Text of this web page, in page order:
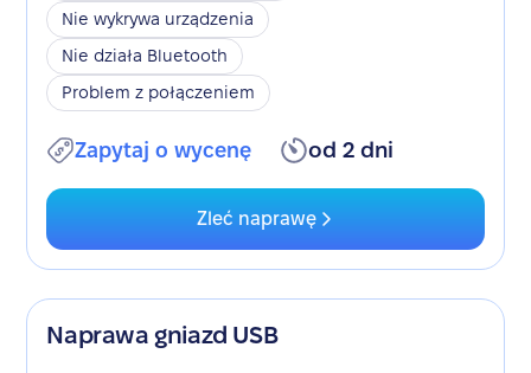
Nie wykrywa urządzenia
Nie działa Bluetooth
Problem z połączeniem
Zapytaj o wycenę od 2 dni
Zleć naprawę
Naprawa gniazd USB